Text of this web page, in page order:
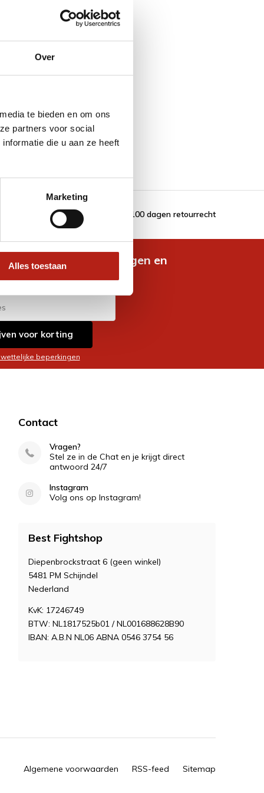
Over
te bieden en om ons
partners voor social
die u aan ze heeft
Marketing
Alles toestaan
100 dagen retourrecht
nieuwste aanbiedingen en
voor korting
beperkingen
Contact
Vragen?
Stel ze in de Chat en je krijgt direct
antwoord 24/7
Instagram
Volg ons op Instagram!
Best Fightshop
Diepenbrockstraat 6 (geen winkel)
5481 PM Schijndel
Nederland
KvK: 17246749
BTW: NL1817525b01 / NL001688628B90
IBAN: A.B.N NL06 ABNA 0546 3754 56
Algemene voorwaarden RSS-feed Sitemap